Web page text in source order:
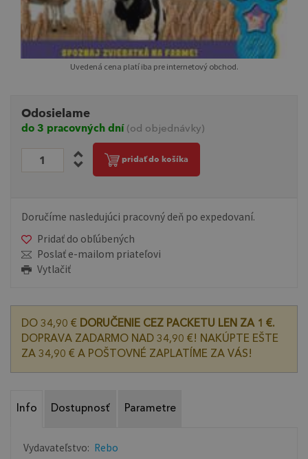
Uvedená cena platí iba pre internetový obchod.
Odosielame
do 3 pracovných dní (od objednávky)
pridať do košíka
Doručíme nasledujúci pracovný deň po expedovaní.
Pridať do obľúbených
Poslať e-mailom priateľovi
Vytlačiť
DO 34,90 € DORUČENIE CEZ PACKETU LEN ZA 1 €.
DOPRAVA ZADARMO NAD 34,90 €! NAKÚPTE EŠTE
ZA 34,90 € A POŠTOVNÉ ZAPLATÍME ZA VÁS!
Info Dostupnosť Parametre
Vydavateľstvo: Rebo